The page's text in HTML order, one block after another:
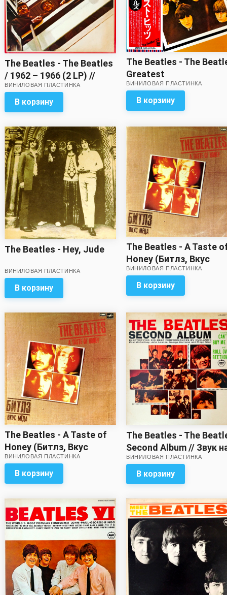
The Beatles - The Beatles
/ 1962 – 1966 (2 LP) //
Внешний вид первой
пластинки на троечку!
Целый набор вкладок в
комплекте, включая две
многостраничных!
ВИНИЛОВАЯ ПЛАСТИНКА
В корзину
The Beatles - The
Greatest
ВИНИЛОВАЯ ПЛАСТИНКА
В корзину
The Beatles - Hey, Jude
ВИНИЛОВАЯ ПЛАСТИНКА
В корзину
The Beatles - A Taste
Honey (Битлз, Вкус
мёда)
ВИНИЛОВАЯ ПЛАСТИНКА
В корзину
The Beatles - A Taste of
Honey (Битлз, Вкус
мёда)
ВИНИЛОВАЯ ПЛАСТИНКА
В корзину
The Beatles - The
Second Album // Звук
пять с минусом!
ВИНИЛОВАЯ ПЛАСТИНКА
В корзину